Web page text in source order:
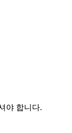
야 합니다.